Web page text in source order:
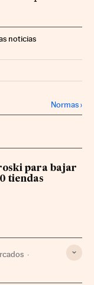
noticias
Normas›
para bajar
tiendas